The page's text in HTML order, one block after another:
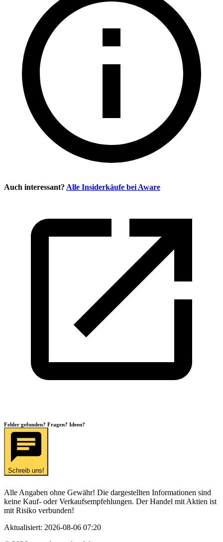
Auch interessant? Alle Insiderkäufe bei Aware
Fehler gefunden? Fragen? Ideen?
Schreib uns!
Alle Angaben ohne Gewähr! Die dargestellten Informationen sind
keine Kauf- oder Verkaufsempfehlungen. Der Handel mit Aktien ist
mit Risiko verbunden!
Aktualisiert: 2026-08-06 07:20